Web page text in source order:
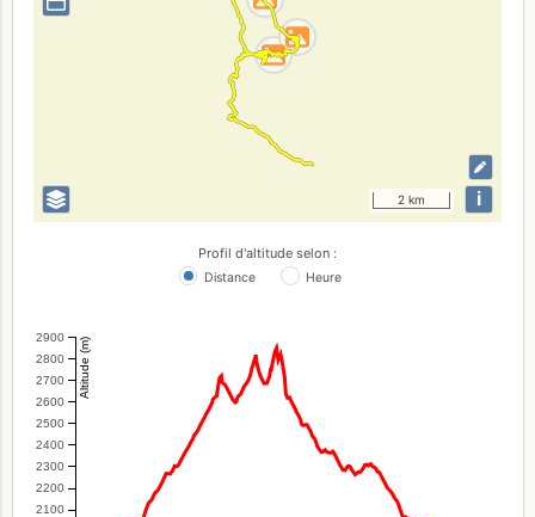
2 km i
Profil d'altitude selon :
Distance Heure
2100
2200
2300
2400
2500
2600
2700
2800
2900 Altitude (m)